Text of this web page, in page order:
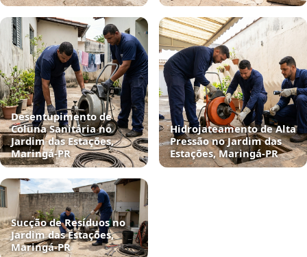
Desentupimento de
Coluna Sanitária no
Jardim das Estações,
Maringá‑PR
Hidrojateamento de Alta
Pressão no Jardim das
Estações, Maringá‑PR
Sucção de Resíduos no
Jardim das Estações,
Maringá‑PR